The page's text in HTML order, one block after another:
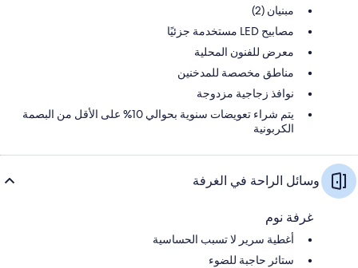
مبنيان (2)
مصابيح LED مستخدمة جزئيًا
معرض للفنون المحلية
مناطق مخصصة للمدخنين
نوافذ زجاجية مزدوجة
يتم شراء تعويضات سنوية بحوالي 10% على الأقل من البصمة
الكربونية
وسائل الراحة في الغرفة
غرفة نوم
أغطية سرير لا تسبب الحساسية
ستائر حاجبة للضوء